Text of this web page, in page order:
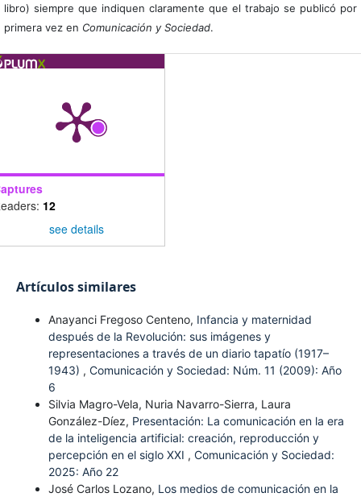
libro) siempre que indiquen claramente que el trabajo se publicó por
primera vez en Comunicación y Sociedad.
12
see details
Artículos similares
Anayanci Fregoso Centeno, Infancia y maternidad
después de la Revolución: sus imágenes y
representaciones a través de un diario tapatío (1917–
1943) , Comunicación y Sociedad: Núm. 11 (2009): Año
6
Silvia Magro-Vela, Nuria Navarro-Sierra, Laura
González-Díez, Presentación: La comunicación en la era
de la inteligencia artificial: creación, reproducción y
percepción en el siglo XXI , Comunicación y Sociedad:
2025: Año 22
José Carlos Lozano, Los medios de comunicación en la